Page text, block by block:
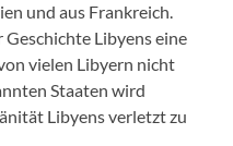
und aus Frankreich.
Geschichte Libyens eine
vielen Libyern nicht
Staaten wird
Libyens verletzt zu